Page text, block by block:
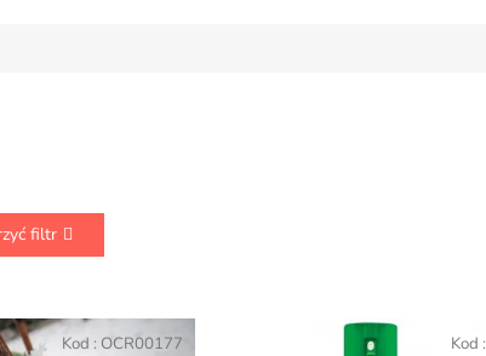
filtr
Kod : OCR00177 Kod :